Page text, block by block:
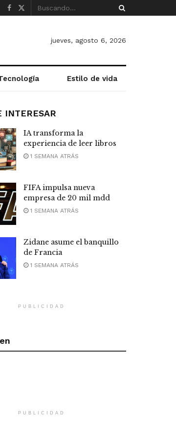
jueves, agosto 6, 2026
Estilo de vida
INTERESAR
IA transforma la
experiencia de leer libros
1 SEMANA ATRÁS
FIFA impulsa nueva
empresa de 20 mil mdd
1 SEMANA ATRÁS
Zidane asume el banquillo
de Francia
1 SEMANA ATRÁS
PUBLICIDAD
PUBLICIDAD